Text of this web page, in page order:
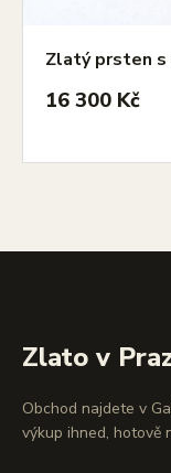
Zlatý prsten
16 300 Kč
Zlato v
Obchod najdete v
výkup ihned, hotově